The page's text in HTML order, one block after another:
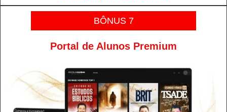
BÔNUS 7
Portal de Alunos Premium